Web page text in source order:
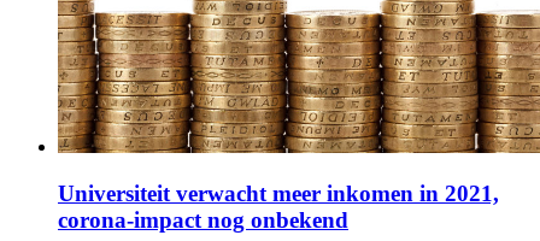
Universiteit verwacht meer inkomen in 2021,
corona-impact nog onbekend